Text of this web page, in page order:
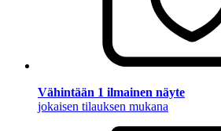
Vähintään 1 ilmainen näyte
jokaisen tilauksen mukana